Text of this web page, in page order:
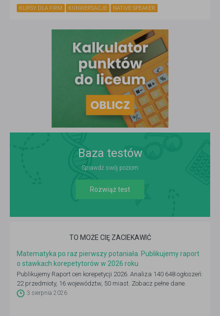
KURSY DLA FIRM KONWERSACJE NATIVE SPEAKER
Baza testów
Sprawdź swój poziom
Rozwiąż test
TO MOŻE CIĘ ZACIEKAWIĆ
Matematyka po raz pierwszy potaniała. Publikujemy raport
o stawkach korepetytorów w 2026 roku
Publikujemy Raport cen korepetycji 2026. Analiza 140 648 ogłoszeń:
22 przedmioty, 16 województw, 50 miast. Zobacz pełne dane.
3 sierpnia 2026